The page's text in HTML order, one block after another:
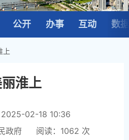
公开 办事 互动 数
上
淮上
2025-02-18 10:36
政府
阅读： 1062 次